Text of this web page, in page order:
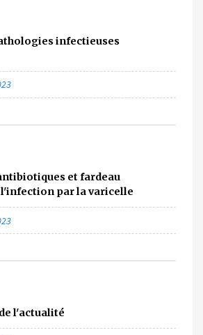
infectieuses
et fardeau
par la varicelle
l'actualité